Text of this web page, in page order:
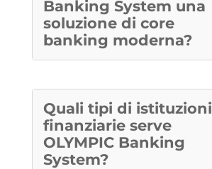
Banking System una
soluzione di core
banking moderna?
Quali tipi di istituzioni
finanziarie serve
OLYMPIC Banking
System?